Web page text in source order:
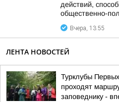
действий,
общественно-
Вчера, 13:55
ЛЕНТА НОВОСТЕЙ
Турклубы
проходят
заповеднику -